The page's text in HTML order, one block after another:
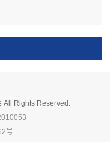
Rights Reserved.
号